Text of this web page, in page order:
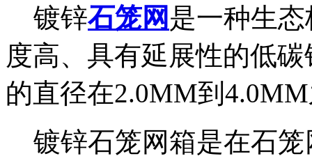
镀锌石笼网 是一种生
度高、具有延展性的低
的直径在2.0MM到
镀锌石笼网箱是在石笼